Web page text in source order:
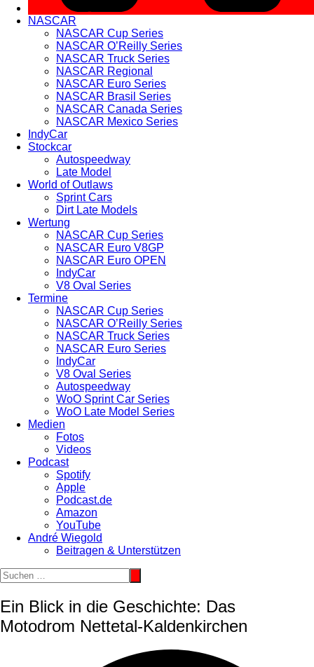
NASCAR
NASCAR Cup Series
NASCAR O’Reilly Series
NASCAR Truck Series
NASCAR Regional
NASCAR Euro Series
NASCAR Brasil Series
NASCAR Canada Series
NASCAR Mexico Series
IndyCar
Stockcar
Autospeedway
Late Model
World of Outlaws
Sprint Cars
Dirt Late Models
Wertung
NASCAR Cup Series
NASCAR Euro V8GP
NASCAR Euro OPEN
IndyCar
V8 Oval Series
Termine
NASCAR Cup Series
NASCAR O’Reilly Series
NASCAR Truck Series
NASCAR Euro Series
IndyCar
V8 Oval Series
Autospeedway
WoO Sprint Car Series
WoO Late Model Series
Medien
Fotos
Videos
Podcast
Spotify
Apple
Podcast.de
Amazon
YouTube
André Wiegold
Beitragen & Unterstützen
Ein Blick in die Geschichte: Das
Motodrom Nettetal-Kaldenkirchen